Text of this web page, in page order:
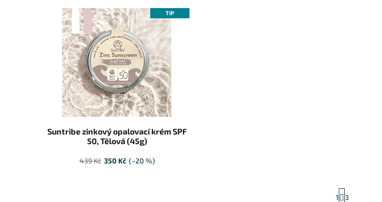
Výpis produktů TIP
Suntribe zinkový opalovací krém SPF
50, Tělová (45g)
439 Kč 350 Kč (–20 %)
Stránkování
1
3